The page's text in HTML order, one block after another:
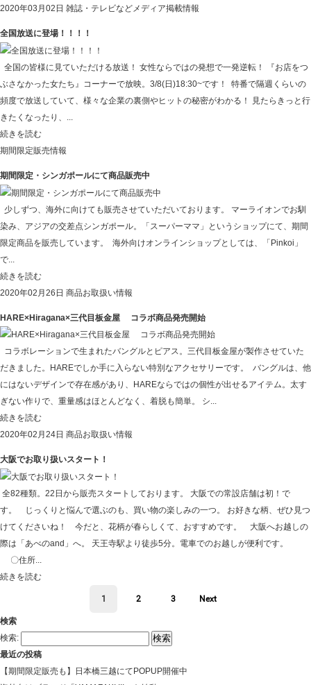
2020年03月02日 雑誌・テレビなどメディア掲載情報
全国放送に登場！！！！
全国の皆様に見ていただける放送！ 女性ならではの発想で一発逆転！ 『お店をつ
ぶさなかった女たち』コーナーで放映。3/8(日)18:30~です！ 特番で隔週くらいの
頻度で放送していて、様々な企業の裏側やヒットの秘密がわかる！ 見たらきっと行
きたくなったり、...
続きを読む
期間限定販売情報
期間限定・シンガポールにて商品販売中
少しずつ、海外に向けても販売させていただいております。 マーライオンでお馴
染み、アジアの交差点シンガポール。「スーパーママ」というショップにて、期間
限定商品を販売しています。 海外向けオンラインショップとしては、「Pinkoi」
で...
続きを読む
2020年02月26日 商品お取扱い情報
HARE×Hiragana×三代目板金屋 コラボ商品発売開始
コラボレーションで生まれたバングルとピアス。三代目板金屋が製作させていた
だきました。HAREでしか手に入らない特別なアクセサリーです。 バングルは、他
にはないデザインで存在感があり、HAREならではの個性が出せるアイテム。太す
ぎない作りで、重量感はほとんどなく、着脱も簡単。 シ...
続きを読む
2020年02月24日 商品お取扱い情報
大阪でお取り扱いスタート！
全82種類。22日から販売スタートしております。 大阪での常設店舗は初！で
す。 じっくりと悩んで選ぶのも、買い物の楽しみの一つ。 お好きな柄、ぜひ見つ
けてくださいね！ 今だと、花柄が春らしくて、おすすめです。 大阪へお越しの
際は「あべのand」へ。 天王寺駅より徒歩5分。電車でのお越しが便利です。
〇住所...
続きを読む
1 2 3 Next
検索
検索:
最近の投稿
【期間限定販売も】日本橋三越にてPOPUP開催中